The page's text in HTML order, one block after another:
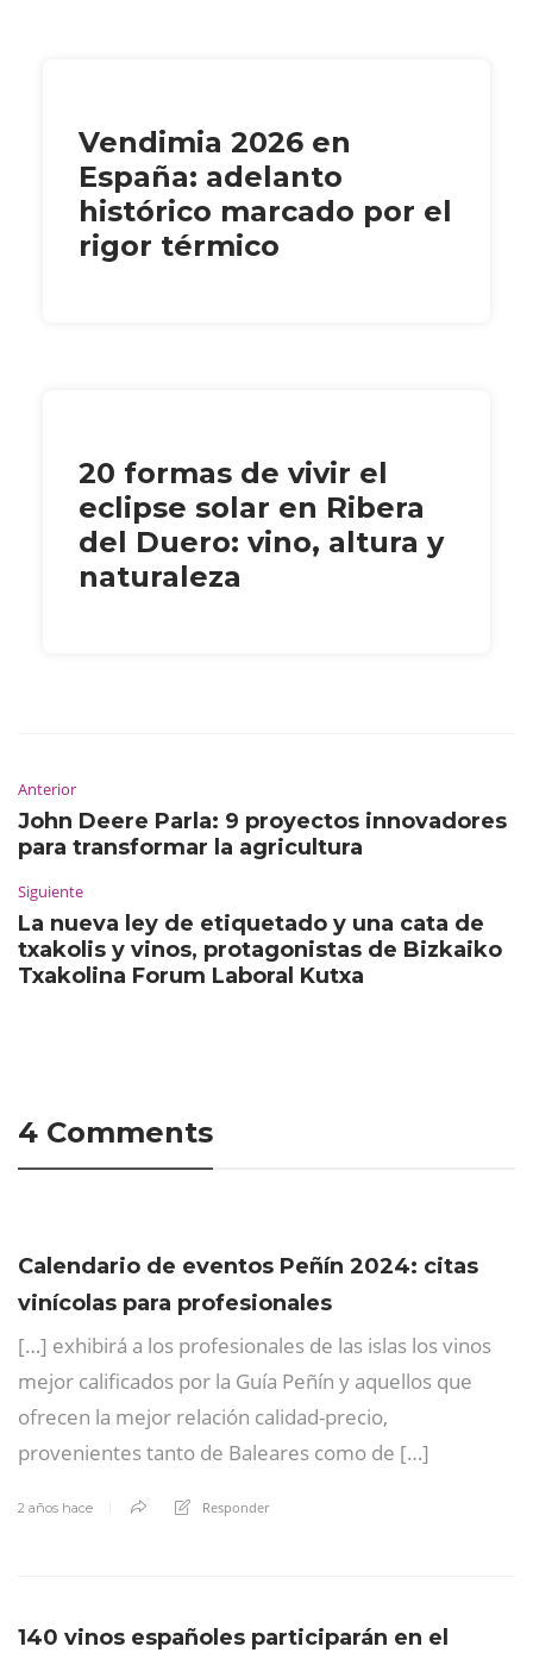
Vendimia 2026 en
España: adelanto
histórico marcado por el
rigor térmico
20 formas de vivir el
eclipse solar en Ribera
del Duero: vino, altura y
naturaleza
Anterior
John Deere Parla: 9 proyectos innovadores
para transformar la agricultura
Siguiente
La nueva ley de etiquetado y una cata de
txakolis y vinos, protagonistas de Bizkaiko
Txakolina Forum Laboral Kutxa
4 Comments
Calendario de eventos Peñín 2024: citas
vinícolas para profesionales
[…] exhibirá a los profesionales de las islas los vinos
mejor calificados por la Guía Peñín y aquellos que
ofrecen la mejor relación calidad-precio,
provenientes tanto de Baleares como de […]
2 años hace Responder
140 vinos españoles participarán en el